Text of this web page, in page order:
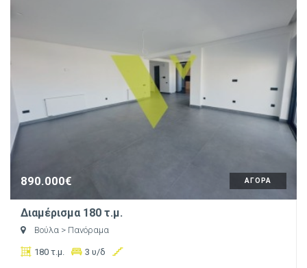
ΑΓΟΡΑ
890.000€
Διαμέρισμα 180 τ.μ.
Βούλα > Πανόραμα
180 τ.μ. 3 υ/δ